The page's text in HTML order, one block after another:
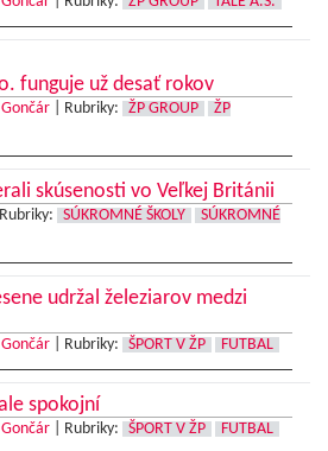
funguje už desať rokov
Rubriky: ŽP GROUP
ŽP
skúsenosti vo Veľkej Británii
Rubriky: SÚKROMNÉ ŠKOLY
SÚKROMNÉ
udržal železiarov medzi
Rubriky: ŠPORT V ŽP FUTBAL
spokojní
Rubriky: ŠPORT V ŽP FUTBAL